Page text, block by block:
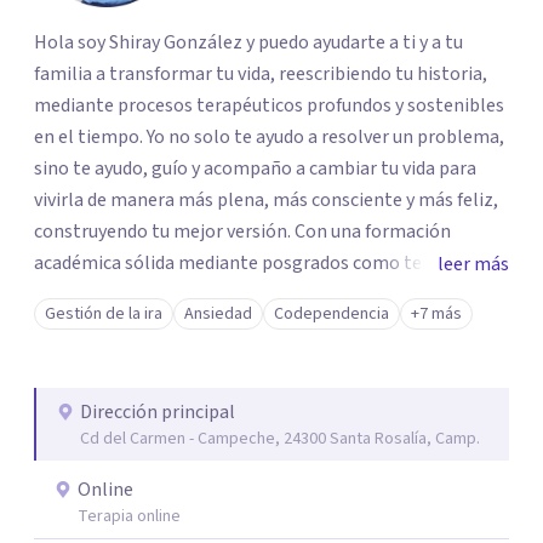
Hola soy Shiray González y puedo ayudarte a ti y a tu
familia a transformar tu vida, reescribiendo tu historia,
mediante procesos terapéuticos profundos y sostenibles
en el tiempo. Yo no solo te ayudo a resolver un problema,
sino te ayudo, guío y acompaño a cambiar tu vida para
vivirla de manera más plena, más consciente y más feliz,
construyendo tu mejor versión. Con una formación
académica sólida mediante posgrados como terapeuta
breve, familiar e infantil, así como con respaldo
profesional y experiencia clínica de más de 26 años y
auténtica y comunicación clara y directa para darte
seguridad emocional y una dirección firme de tu proceso
de cambio.
leer más
Gestión de la ira Ansiedad Codependencia +7 más
Dirección principal
Cd del Carmen - Campeche, 24300 Santa Rosalía, Camp.
Online
Terapia online